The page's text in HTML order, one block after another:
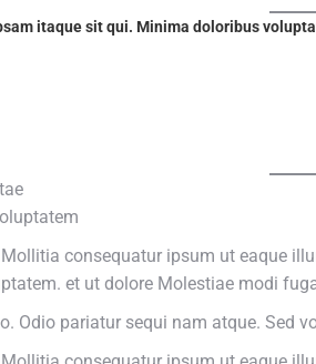
itaque sit qui. Minima doloribus
consequatur ipsum ut eaque
et ut dolore Molestiae modi
Odio pariatur sequi nam atque. Sed